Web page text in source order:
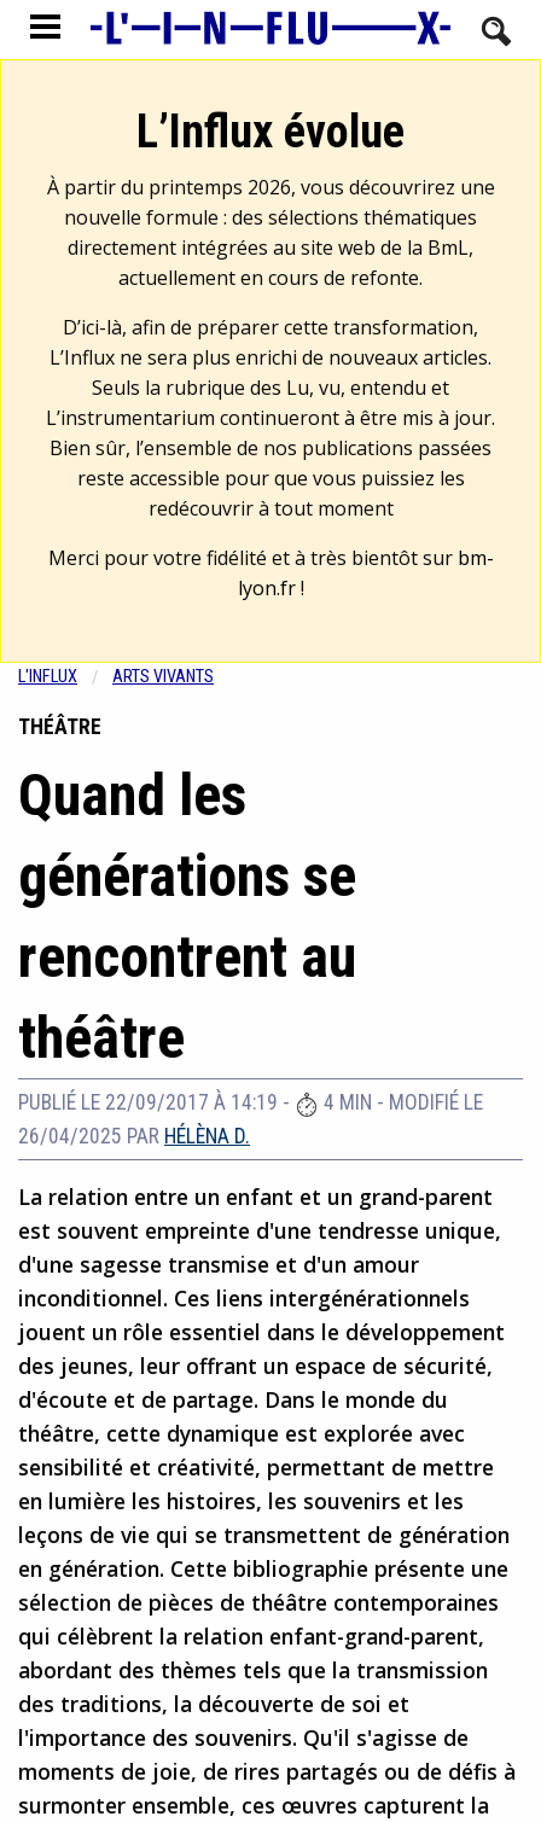
L’Influx évolue
À partir du printemps 2026, vous découvrirez une
nouvelle formule : des sélections thématiques
directement intégrées au site web de la BmL,
actuellement en cours de refonte.
D’ici-là, afin de préparer cette transformation,
L’Influx ne sera plus enrichi de nouveaux articles.
Seuls la rubrique des Lu, vu, entendu et
L’instrumentarium continueront à être mis à jour.
Bien sûr, l’ensemble de nos publications passées
reste accessible pour que vous puissiez les
redécouvrir à tout moment
Merci pour votre fidélité et à très bientôt sur bm-
lyon.fr!
L'INFLUX ARTS VIVANTS
THÉÂTRE
Quand les
générations se
rencontrent au
théâtre
PUBLIÉ LE 22/09/2017 À 14:19 - 4 MIN - MODIFIÉ LE
26/04/2025 PAR HÉLÈNA D.
La relation entre un enfant et un grand-parent
est souvent empreinte d'une tendresse unique,
d'une sagesse transmise et d'un amour
inconditionnel. Ces liens intergénérationnels
jouent un rôle essentiel dans le développement
des jeunes, leur offrant un espace de sécurité,
d'écoute et de partage. Dans le monde du
théâtre, cette dynamique est explorée avec
sensibilité et créativité, permettant de mettre
en lumière les histoires, les souvenirs et les
leçons de vie qui se transmettent de génération
en génération. Cette bibliographie présente une
sélection de pièces de théâtre contemporaines
qui célèbrent la relation enfant-grand-parent,
abordant des thèmes tels que la transmission
des traditions, la découverte de soi et
l'importance des souvenirs. Qu'il s'agisse de
moments de joie, de rires partagés ou de défis à
surmonter ensemble, ces œuvres capturent la